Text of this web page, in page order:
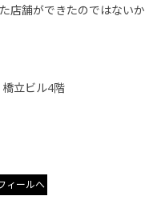
店舗ができたのではないか
立ビル4階
ィールへ